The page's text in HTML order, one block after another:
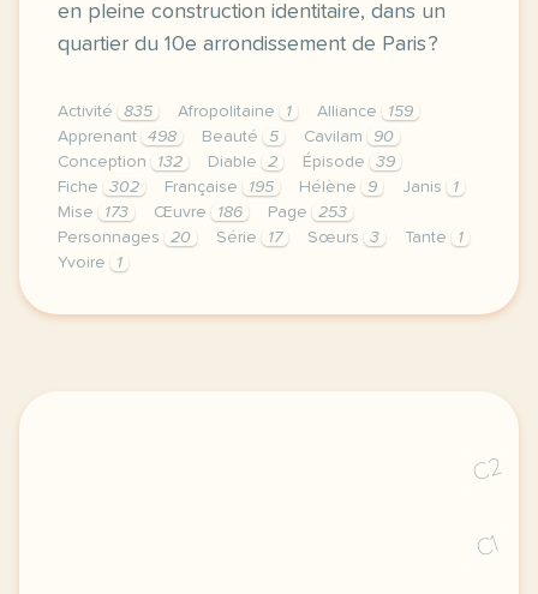
en pleine construction identitaire, dans un
quartier du 10e arrondissement de Paris ?
Activité 835 Afropolitaine 1 Alliance
159
Apprenant
498 Beauté 5 Cavilam
90
Conception
132 Diable 2 Épisode
39
Fiche
302 Française 195 Hélène 9 Janis
1
Mise
173 Œuvre 186 Page
253
Personnages
20 Série 17 Sœurs 3 Tante
1
Yvoire
1
le respect de votre vie privee est une priorite
C2
C1